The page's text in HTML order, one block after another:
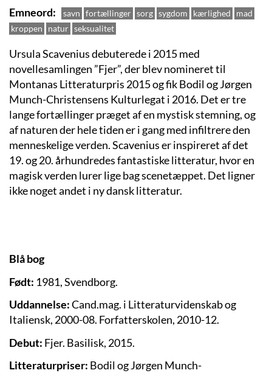
Emneord
savn fortællinger sorg sygdom kærlighed
mad
kroppen
natur seksualitet
Ursula Scavenius debuterede i 2015 med
novellesamlingen ”Fjer”, der blev nomineret til
Montanas Litteraturpris 2015 og fik Bodil og Jørgen
Munch-Christensens Kulturlegat i 2016. Det er tre
lange fortællinger præget af en mystisk stemning, og
af naturen der hele tiden er i gang med infiltrere den
menneskelige verden. Scavenius er inspireret af det
19. og 20. århundredes fantastiske litteratur, hvor en
magisk verden lurer lige bag scenetæppet. Det ligner
ikke noget andet i ny dansk litteratur.
Blå bog
Født: 1981, Svendborg.
Uddannelse:Cand.mag. i Litteraturvidenskab og
Italiensk, 2000-08. Forfatterskolen, 2010-12.
Debut: Fjer. Basilisk, 2015.
Litteraturpriser: Bodil og Jørgen Munch-